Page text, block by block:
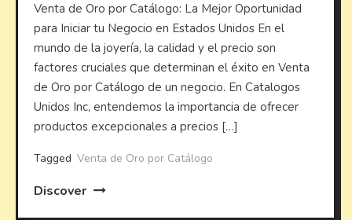
Venta de Oro por Catálogo: La Mejor Oportunidad
para Iniciar tu Negocio en Estados Unidos En el
mundo de la joyería, la calidad y el precio son
factores cruciales que determinan el éxito en Venta
de Oro por Catálogo de un negocio. En Catalogos
Unidos Inc, entendemos la importancia de ofrecer
productos excepcionales a precios […]
Tagged Venta de Oro por Catálogo
Discover